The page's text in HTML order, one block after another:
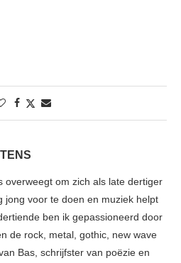
overweegt om zich als late dertiger
jong voor te doen en muziek helpt
ben ik gepassioneerd door
de rock, metal, gothic, new wave
Bas, schrijfster van poëzie en